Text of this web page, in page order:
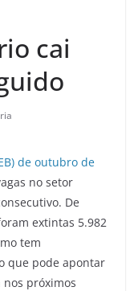
cai
de outubro de
no setor
De
extintas 5.982
tem
que pode apontar
próximos